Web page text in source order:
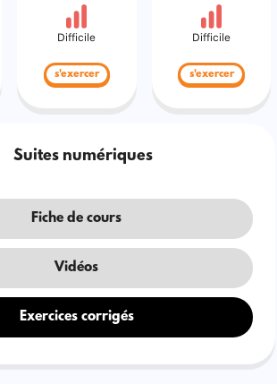
Difficile
s'exercer
Difficile
s'exercer
Suites numériques
Fiche de cours
Vidéos
Exercices corrigés